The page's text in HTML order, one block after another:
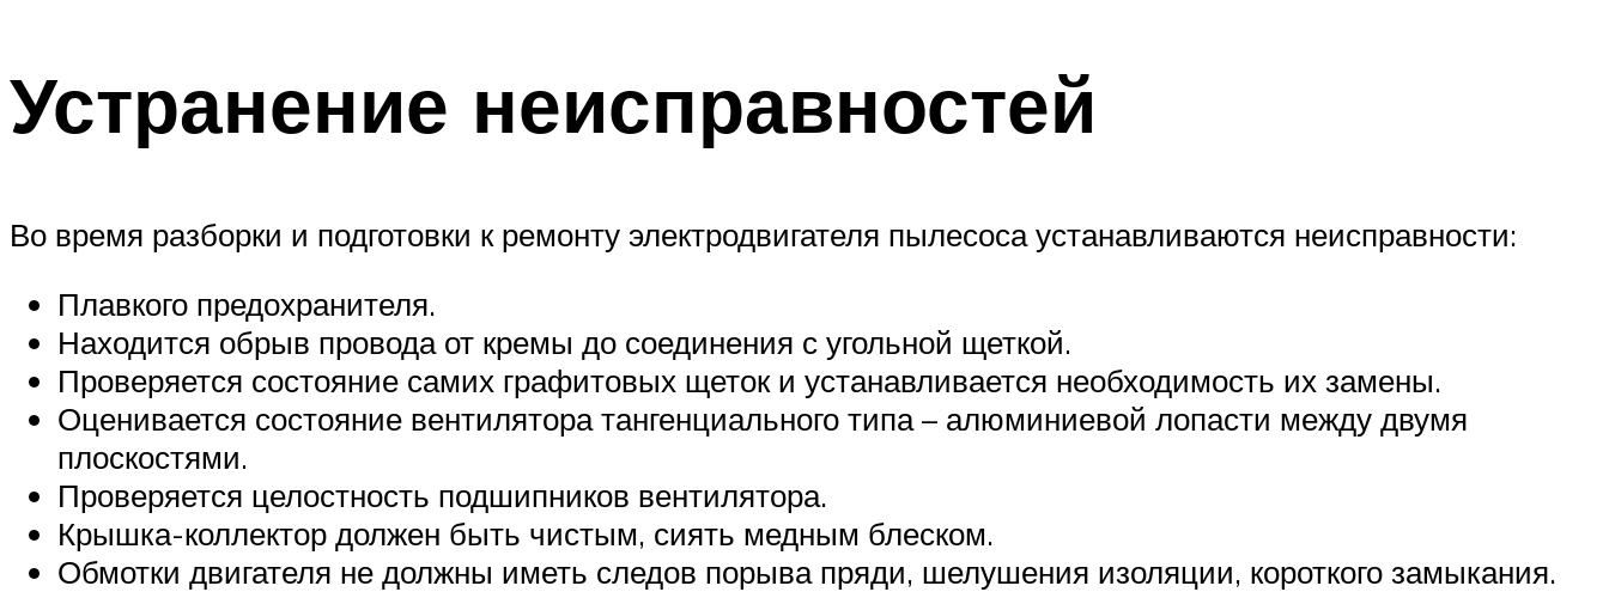
Устранение неисправностей
Во время разборки и подготовки к ремонту электродвигателя пылесоса устанавливаются неисправности:
Плавкого предохранителя.
Находится обрыв провода от кремы до соединения с угольной щеткой.
Проверяется состояние самих графитовых щеток и устанавливается необходимость их замены.
Оценивается состояние вентилятора тангенциального типа – алюминиевой лопасти между двумя
плоскостями.
Проверяется целостность подшипников вентилятора.
Крышка-коллектор должен быть чистым, сиять медным блеском.
Обмотки двигателя не должны иметь следов порыва пряди, шелушения изоляции, короткого замыкания.